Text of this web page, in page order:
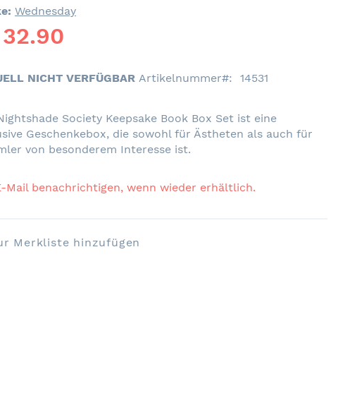
Wednesday
32.90
NICHT VERFÜGBAR Artikelnummer 14531
Society Keepsake Book Box Set ist eine
Geschenkebox, die sowohl für Ästheten als auch für
von besonderem Interesse ist.
Mail benachrichtigen, wenn wieder erhältlich.
Merkliste hinzufügen